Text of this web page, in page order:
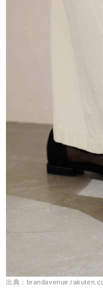
出典：